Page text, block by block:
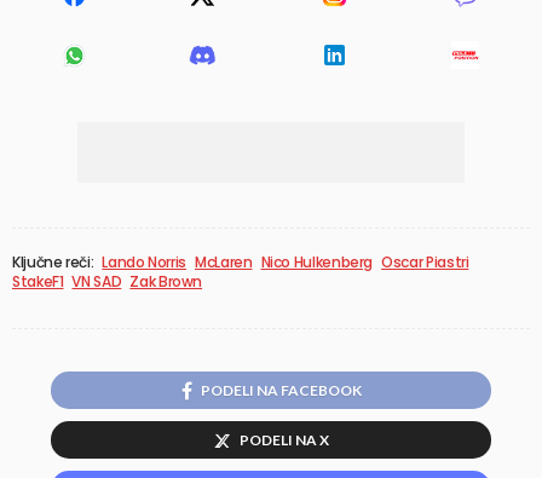
Ključne reči: Lando Norris McLaren Nico Hulkenberg Oscar Piastri
StakeF1 VN SAD Zak Brown
PODELI NA FACEBOOK
PODELI NA X